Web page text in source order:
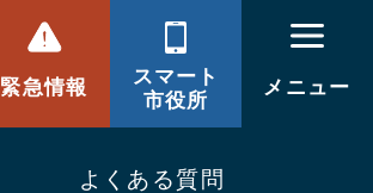
緊急情報
スマート
市役所
メニュー
よくある質問